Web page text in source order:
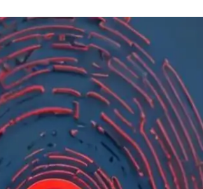
Prova'l gratis